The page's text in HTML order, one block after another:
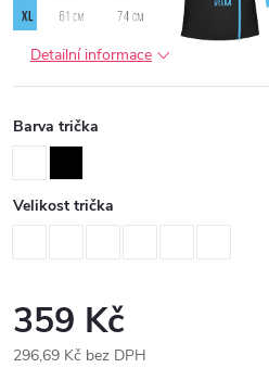
Detailní informace
Barva trička
Velikost trička
359 Kč
296,69 Kč bez DPH